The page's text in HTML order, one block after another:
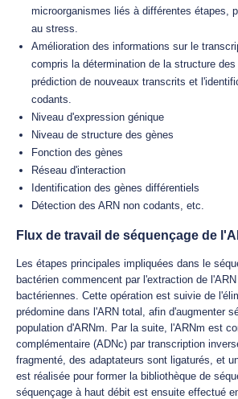
microorganismes liés à différentes étapes,
au stress.
Amélioration des informations sur le
compris la détermination de la structure
prédiction de nouveaux transcrits et
codants.
Niveau d'expression génique
Niveau de structure des gènes
Fonction des gènes
Réseau d'interaction
Identification des gènes différentiels
Détection des ARN non codants, etc.
Flux de travail de séquençage de
Les étapes principales impliquées dans le
bactérien commencent par l'extraction de
bactériennes. Cette opération est suivie de
prédomine dans l'ARN total, afin d'augmenter
population d'ARNm. Par la suite, l'ARNm est
complémentaire (ADNc) par transcription
fragmenté, des adaptateurs sont ligaturés, et
est réalisée pour former la bibliothèque de
séquençage à haut débit est ensuite effectué